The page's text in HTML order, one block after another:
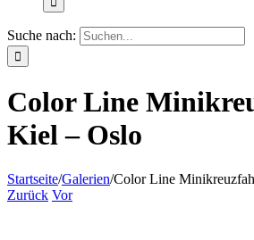
Suche nach:
Color Line
Kiel – Oslo
Startseite/Galerien/Color Line
Zurück Vor